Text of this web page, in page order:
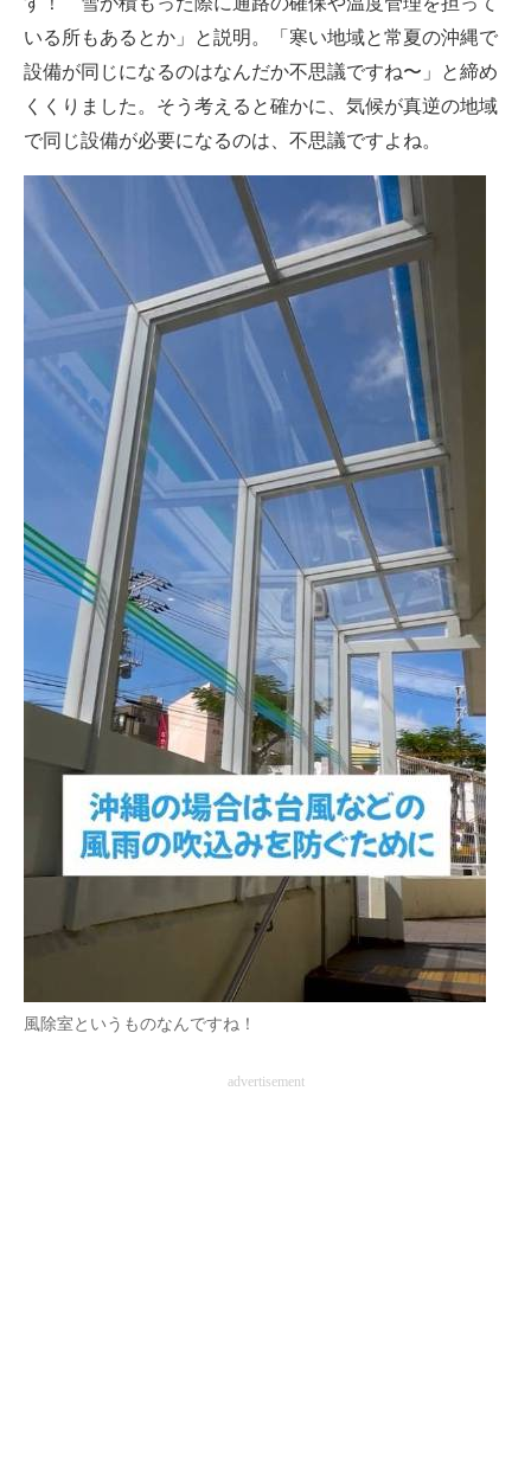
いる所もあるとか」と説明。「寒い地域と常夏の沖縄で
設備が同じになるのはなんだか不思議ですね〜」と締め
くくりました。そう考えると確かに、気候が真逆の地域
で同じ設備が必要になるのは、不思議ですよね。
風除室というものなんですね！
advertisement